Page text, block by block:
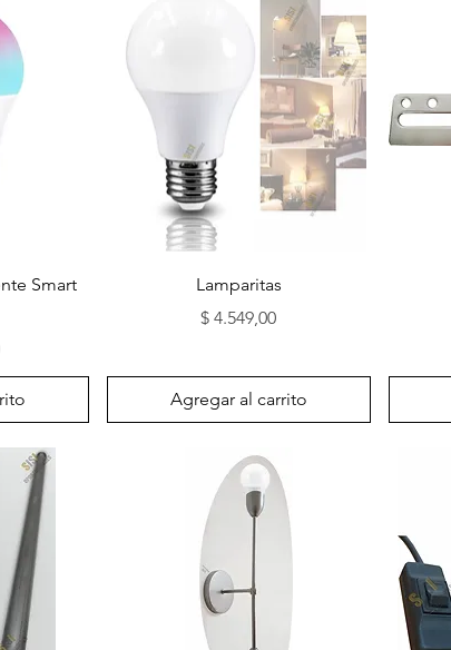
Smart
Vista rápida
Lamparitas
Precio
$ 4.549,00
Agregar al carrito